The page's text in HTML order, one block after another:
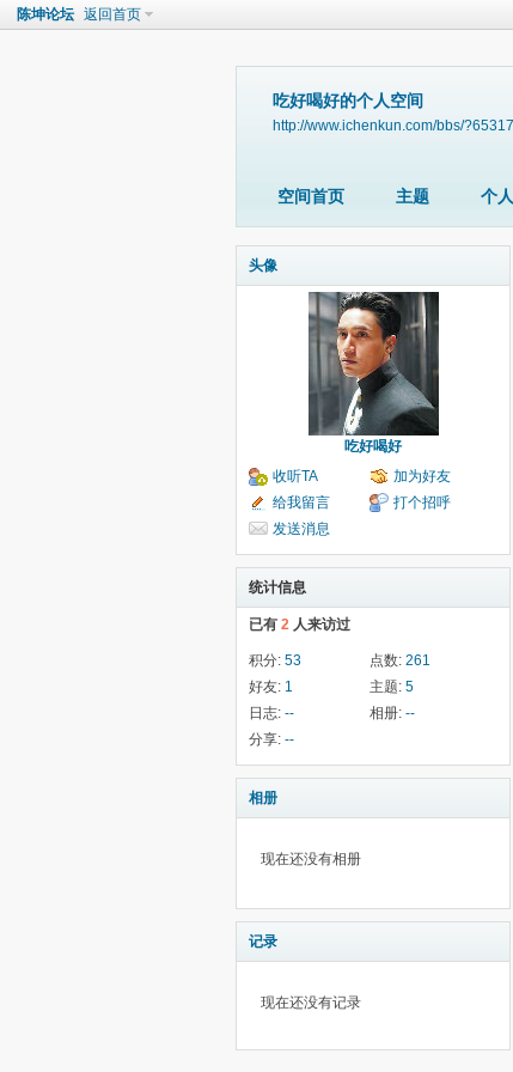
陈坤论坛 返回首页
吃好喝好的个人空间
http://www.ichenkun.com/bbs/
空间首页 主题 个
头像
吃好喝好
收听TA
加为好友
给我留言
打个招呼
发送消息
统计信息
已有 2 人来访过
积分: 53 点数:261
好友: 1 主题:5
日志: -- 相册:--
分享: --
相册
现在还没有相册
记录
现在还没有记录